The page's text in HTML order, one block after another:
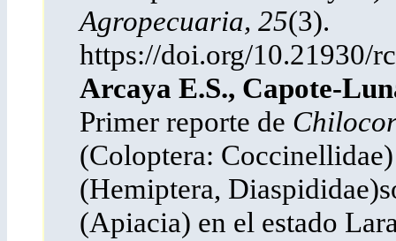
Agropecuaria, 25(3).
https://doi.org/10.21930/
Arcaya E.S., Capote-
Primer reporte de
(Coloptera:
(Hemiptera,
(Apiacia) en el estado